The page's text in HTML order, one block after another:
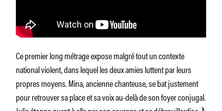
Ce premier long métrage expose malgré tout un contexte
national violent, dans lequel les deux amies luttent par leurs
propres moyens. Mina, ancienne chanteuse, se bat justement
pour retrouver sa place et sa voix au-delà de son foyer conjugal.